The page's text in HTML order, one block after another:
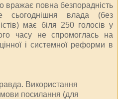
вражає повна безпорадність
сьогоднішня влада (без
має біля 250 голосів у
часу не спромоглась на
і системної реформи в
Використання
посилання (для